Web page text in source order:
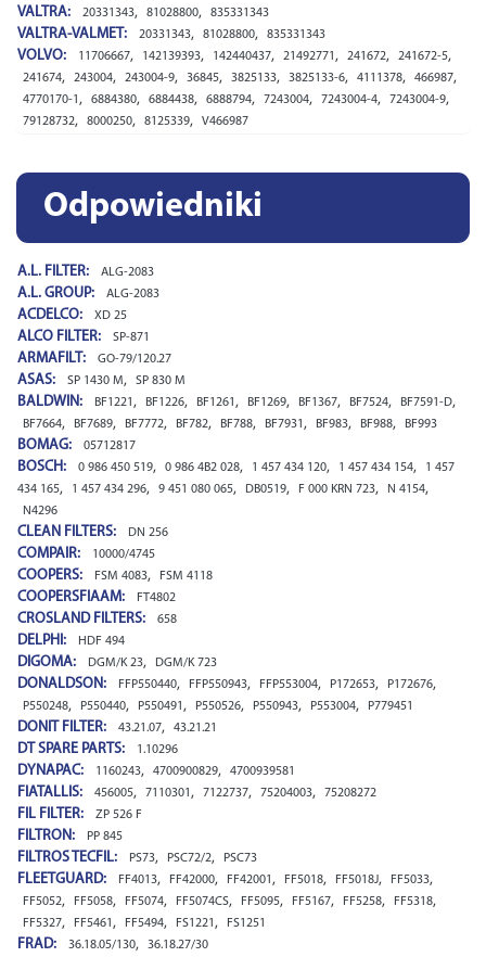
VALTRA: 20331343, 81028800, 835331343
VALTRA-VALMET: 20331343, 81028800, 835331343
VOLVO: 11706667, 142139393, 142440437, 21492771 , 241672, 241672-5,
241674, 243004, 243004-9, 36845, 3825133, 3825133-6, 4111378, 466987,
4770170-1 , 6884380, 6884438, 6888794, 7243004, 7243004-4, 7243004-9,
79128732, 8000250, 8125339, V466987
Odpowiedniki
A.L. FILTER: ALG-2083
A.L. GROUP: ALG-2083
ACDELCO: XD 25
ALCO FILTER: SP-871
ARMAFILT: GO-79/120.27
ASAS: SP 1430 M, SP 830 M
BALDWIN: BF1221 , BF1226, BF1261 , BF1269, BF1367, BF7524, BF7591-D,
BF7664, BF7689, BF7772, BF782, BF788, BF7931 , BF983, BF988, BF993
BOMAG: 05712817
BOSCH: 0 986 450 519, 0 986 4B2 028, 1 457 434 120, 1 457 434 154,
1 457
434 165, 1 457 434 296, 9 451 080 065, DB0519, F 000 KRN 723, N 4154,
N4296
CLEAN FILTERS: DN 256
COMPAIR: 10000/4745
COOPERS: FSM 4083, FSM 4118
COOPERSFIAAM: FT4802
CROSLAND FILTERS: 658
DELPHI: HDF 494
DIGOMA: DGM/K 23, DGM/K 723
DONALDSON: FFP550440, FFP550943, FFP553004, P172653, P172676,
P550248, P550440, P550491 , P550526, P550943, P553004, P779451
DONIT FILTER: 43.21.07, 43.21.21
DT SPARE PARTS: 1.10296
DYNAPAC: 1160243, 4700900829, 4700939581
FIATALLIS: 456005, 7110301 , 7122737, 75204003, 75208272
FIL FILTER: ZP 526 F
FILTRON: PP 845
FILTROS TECFIL: PS73, PSC72/2, PSC73
FLEETGUARD: FF4013, FF42000, FF42001 , FF5018, FF5018J, FF5033,
FF5052, FF5058, FF5074, FF5074CS, FF5095, FF5167, FF5258, FF5318,
FF5327, FF5461 , FF5494, FS1221 , FS1251
FRAD: 36.18.05/130, 36.18.27/30